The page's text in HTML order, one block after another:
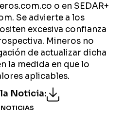
o en SEDAR+
Se advierte a los
excesiva confianza
Mineros no
de actualizar dicha
la medida en que lo
aplicables.
Noticia:
NOTICIAS